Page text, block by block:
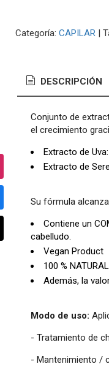
Categoría: CAPILAR|
DESCRIPCIÓN
Conjunto de
el crecimiento
Extracto de
Extracto de
Su fórmula
Contiene un
cabelludo.
Vegan Product
100 %
Además, la
Modo de uso:
- Tratamiento de
- Mantenimiento /